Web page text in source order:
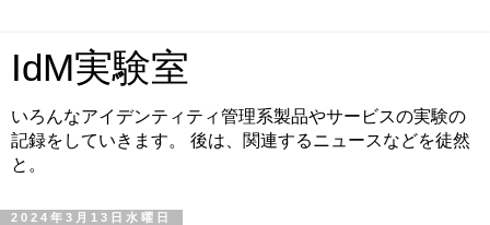
IdM実験室
いろんなアイデンティティ管理系製品やサービスの実験の
記録をしていきます。 後は、関連するニュースなどを徒然
と。
2024年3月13日水曜日